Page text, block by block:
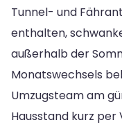
Tunnel- und
enthalten,
außerhalb der
Monatswechsels
Umzugsteam am
Hausstand kurz